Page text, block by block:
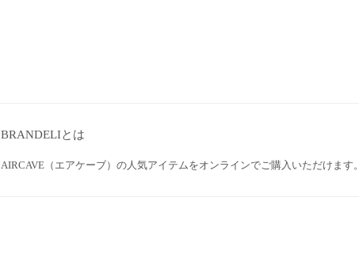
BRANDELIとは
AIRCAVE（エアケーブ）の人気アイテムをオンラインでご購入いただけます。